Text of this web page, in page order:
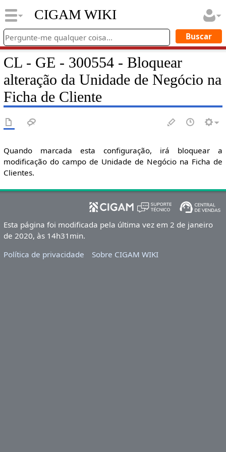
CIGAM WIKI
CL - GE - 300554 - Bloquear
alteração da Unidade de Negócio na
Ficha de Cliente
Quando marcada esta configuração, irá bloquear a
modificação do campo de Unidade de Negócio na Ficha de
Clientes.
Esta página foi modificada pela última vez em 2 de janeiro
de 2020, às 14h31min.
Política de privacidade
Sobre CIGAM WIKI